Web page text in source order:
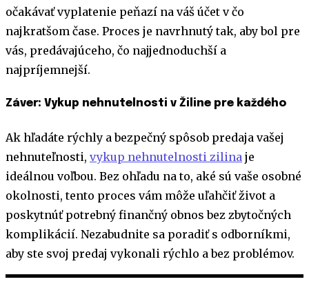
očakávať vyplatenie peňazí na váš účet v čo
najkratšom čase. Proces je navrhnutý tak, aby bol pre
vás, predávajúceho, čo najjednoduchší a
najpríjemnejší.
Záver: Vykup nehnutelnosti v Žiline pre každého
Ak hľadáte rýchly a bezpečný spôsob predaja vašej
nehnuteľnosti, vykup nehnutelnosti zilina je
ideálnou voľbou. Bez ohľadu na to, aké sú vaše osobné
okolnosti, tento proces vám môže uľahčiť život a
poskytnúť potrebný finančný obnos bez zbytočných
komplikácií. Nezabudnite sa poradiť s odborníkmi,
aby ste svoj predaj vykonali rýchlo a bez problémov.